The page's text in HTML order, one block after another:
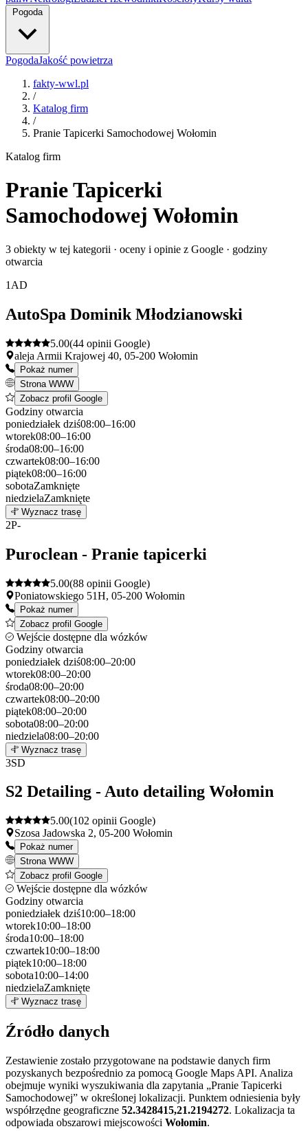
Pogoda
PogodaJakość powietrza
fakty-wwl.pl
/
Katalog firm
/
Pranie Tapicerki Samochodowej Wołomin
Katalog firm
Pranie Tapicerki
Samochodowej Wołomin
3 obiekty w tej kategorii · oceny i opinie z Google · godziny
otwarcia
1 AD
AutoSpa Dominik Młodzianowski
5.00(44 opinii Google)
aleja Armii Krajowej 40, 05-200 Wołomin
Pokaż numer
Strona WWW
Zobacz profil Google
Godziny otwarcia
poniedziałek dziś08:00–16:00
wtorek08:00–16:00
środa08:00–16:00
czwartek08:00–16:00
piątek08:00–16:00
sobotaZamknięte
niedzielaZamknięte
+
Wyznacz trasę
2P-
Puroclean - Pranie tapicerki
5.00(88 opinii Google)
Poniatowskiego 51H, 05-200 Wołomin
Pokaż numer
Zobacz profil Google
Wejście dostępne dla wózków
Godziny otwarcia
poniedziałek dziś08:00–20:00
wtorek08:00–20:00
środa08:00–20:00
czwartek08:00–20:00
piątek08:00–20:00
sobota08:00–20:00
niedziela08:00–20:00
+
−
Wyznacz trasę
3SD
S2 Detailing - Auto detailing Wołomin
5.00(102 opinii Google)
Szosa Jadowska 2, 05-200 Wołomin
Pokaż numer
Strona WWW
Zobacz profil Google
Wejście dostępne dla wózków
Godziny otwarcia
poniedziałek dziś10:00–18:00
wtorek10:00–18:00
środa10:00–18:00
czwartek10:00–18:00
piątek10:00–18:00
sobota10:00–14:00
niedzielaZamknięte
+
−
Wyznacz trasę
Źródło danych
Zestawienie zostało przygotowane na podstawie danych firm
pozyskanych bezpośrednio za pomocą Google Maps API. Analiza
obejmuje wyniki wyszukiwania dla zapytania „Pranie Tapicerki
Samochodowej” w określonej lokalizacji. Punktem odniesienia były
współrzędne geograficzne 52.3428415,21.2194272. Lokalizacja ta
odpowiada obszarowi miejscowości Wołomin.